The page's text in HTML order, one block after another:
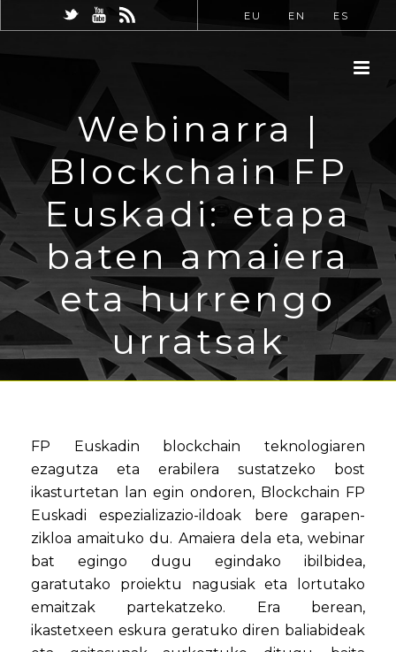
EU EN ES
Webinarra |
Blockchain FP
Euskadi: etapa
baten amaiera
eta hurrengo
urratsak
FP Euskadin blockchain teknologiaren
ezagutza eta erabilera sustatzeko bost
ikasturtetan lan egin ondoren, Blockchain FP
Euskadi espezializazio-ildoak bere garapen-
zikloa amaituko du. Amaiera dela eta, webinar
bat egingo dugu egindako ibilbidea,
garatutako proiektu nagusiak eta lortutako
emaitzak partekatzeko. Era berean,
ikastetxeen eskura geratuko diren baliabideak